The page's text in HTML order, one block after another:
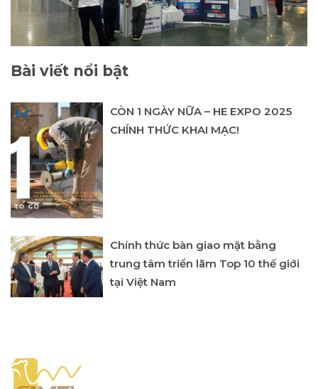
Bài viết nổi bật
CÒN 1 NGÀY NỮA – HE EXPO 2025
CHÍNH THỨC KHAI MẠC!
Chính thức bàn giao mặt bằng
trung tâm triển lãm Top 10 thế giới
tại Việt Nam